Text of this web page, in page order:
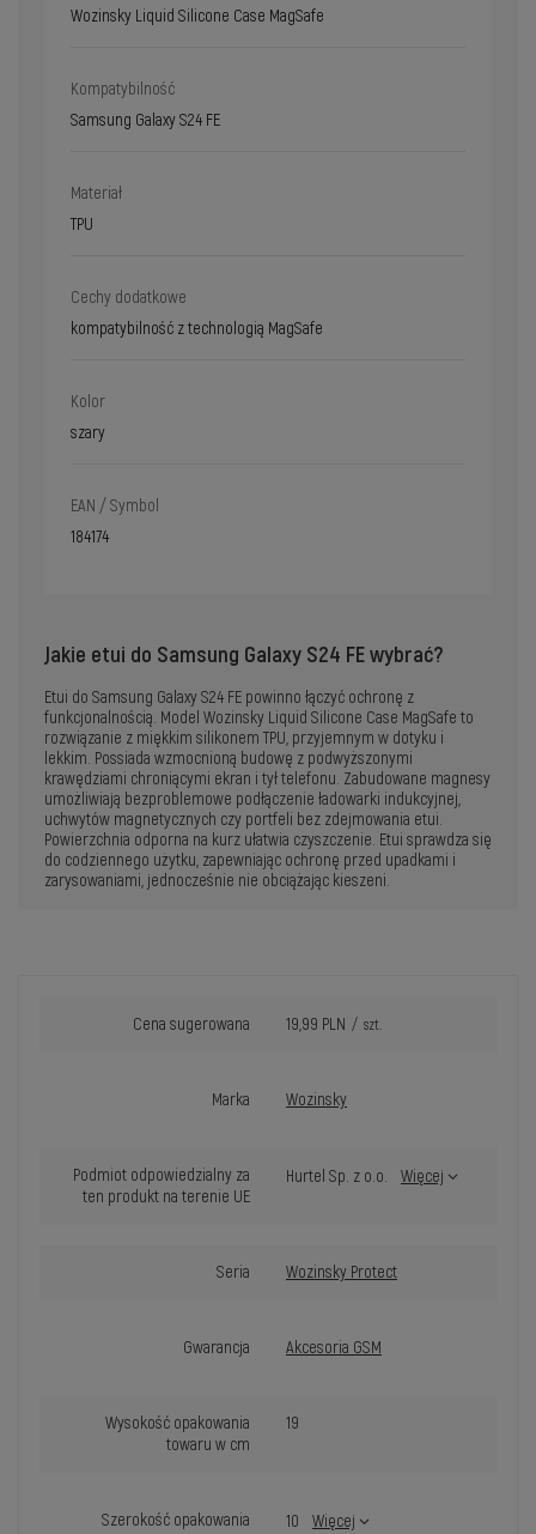
Wozinsky Liquid Silicone Case MagSafe
Kompatybilność
Samsung Galaxy S24 FE
Materiał
TPU
Cechy dodatkowe
kompatybilność z technologią MagSafe
Kolor
szary
EAN / Symbol
184174
Jakie etui do Samsung Galaxy S24 FE wybrać?
Etui do Samsung Galaxy S24 FE powinno łączyć ochronę z
funkcjonalnością. Model Wozinsky Liquid Silicone Case MagSafe to
rozwiązanie z miękkim silikonem TPU, przyjemnym w dotyku i
lekkim. Possiada wzmocnioną budowę z podwyższonymi
krawędziami chroniącymi ekran i tył telefonu. Zabudowane magnesy
umożliwiają bezproblemowe podłączenie ładowarki indukcyjnej,
uchwytów magnetycznych czy portfeli bez zdejmowania etui.
Powierzchnia odporna na kurz ułatwia czyszczenie. Etui sprawdza się
do codziennego użytku, zapewniając ochronę przed upadkami i
zarysowaniami, jednocześnie nie obciążając kieszeni.
Cena sugerowana 19,99 PLN / szt.
Marka Wozinsky
Podmiot odpowiedzialny za
ten produkt na terenie UE
Hurtel Sp. z o.o. Więcej
Seria Wozinsky Protect
Gwarancja Akcesoria GSM
Wysokość opakowania
towaru w cm
19
Szerokość opakowania
10 Więcej